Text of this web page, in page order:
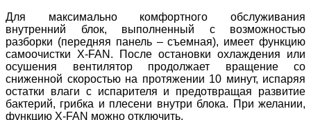
Для максимально комфортного обслуживания
внутренний блок, выполненный с возможностью
разборки (передняя панель – съемная), имеет функцию
самоочистки X-FAN. После остановки охлаждения или
осушения вентилятор продолжает вращение со
сниженной скоростью на протяжении 10 минут, испаряя
остатки влаги с испарителя и предотвращая развитие
бактерий, грибка и плесени внутри блока. При желании,
функцию X-FAN можно отключить.